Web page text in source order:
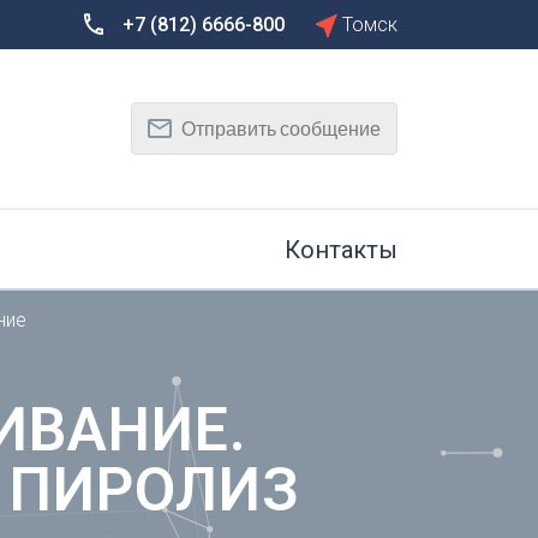
Тамбов
Тюмень
Ульяновск
Уфа
Х
Хабаровск
+7 (812) 6666-800 Томск
Отправить сообщение
Контакты